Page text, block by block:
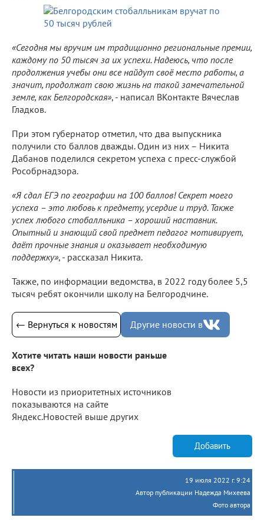
«Сегодня мы вручим им традиционно региональные премии,
каждому по 50 тысяч за их успехи. Надеюсь, что после
продолжения учебы они все найдут своё место работы, а
значит, продолжат свою жизнь на такой замечательной
земле, как Белгородская», - написал ВКонтакте Вячеслав
Гладков.
При этом губернатор отметил, что два выпускника
получили сто баллов дважды. Один из них – Никита
Дабанов поделился секретом успеха с пресс-службой
Рособрнадзора.
«Я сдал ЕГЭ по географии на 100 баллов! Секрет моего
успеха – это любовь к предмету, усердие и труд. Также
успех любого стобалльника – хороший наставник.
Опытный и знающий свой предмет педагог мотивирует,
даёт прочные знания и оказывает необходимую
поддержку», - рассказал Никита.
Также, по информации ведомства, в 2022 году более 5,5
тысяч ребят окончили школу на Белгородчине.
← Вернуться к новостям Другие новости в
Хотите читать наши новости раньше
всех?
Новости из приоритетных источников
показываются на сайте
Яндекс.Новостей выше других
Добавить
19 июля 2022 г. 9:24
Автор публикации Надежда Михеева
Фото автора